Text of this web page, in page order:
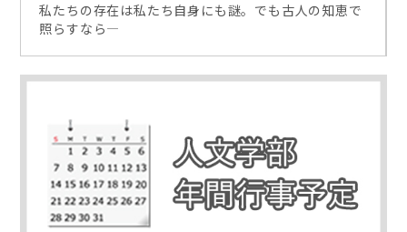
私たちの存在は私たち自身にも謎。でも古人の知恵で
照らすなら―